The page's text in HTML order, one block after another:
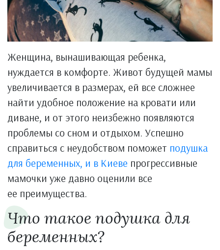
Женщина, вынашивающая ребенка,
нуждается в комфорте. Живот будущей мамы
увеличивается в размерах, ей все сложнее
найти удобное положение на кровати или
диване, и от этого неизбежно появляются
проблемы со сном и отдыхом. Успешно
справиться с неудобством поможет подушка
для беременных, и в Киеве прогрессивные
мамочки уже давно оценили все
ее преимущества.
Что такое подушка для
беременных?